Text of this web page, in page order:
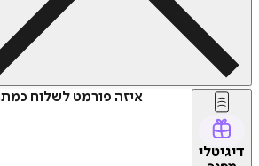
איזה פורמט לשלוח
דיגיטלי